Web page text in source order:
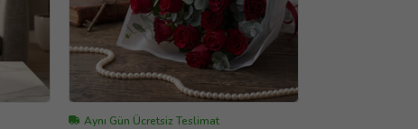
Aynı Gün Ücretsiz Teslimat